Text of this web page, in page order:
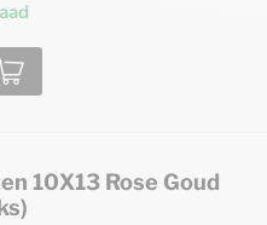
10X13 Rose Goud